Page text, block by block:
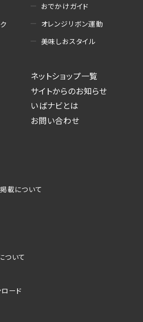
おでかけガイド
オレンジリボン運動
美味しおスタイル
ネットショップ一覧
サイトからのお知らせ
いばナビとは
お問い合わせ
載について
ついて
ード